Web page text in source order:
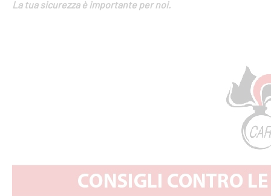
La tua sicurezza è importante per noi.